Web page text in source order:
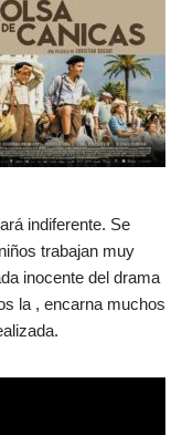
indiferente. Se
trabajan muy
inocente del drama
la , encarna muchos